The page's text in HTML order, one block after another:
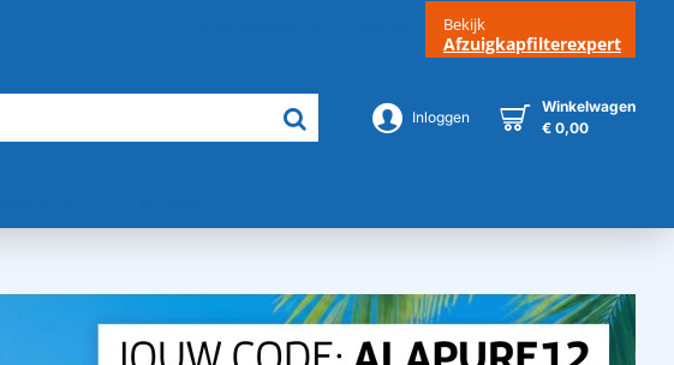
Bekijk
Afzuigkapfilterexpert
Inloggen
Winkelwagen
€ 0,00